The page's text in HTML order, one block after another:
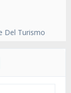
Del Turismo